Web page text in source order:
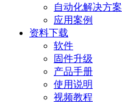
自动化解决方案
应用案例
资料下载
软件
固件升级
产品手册
使用说明
视频教程